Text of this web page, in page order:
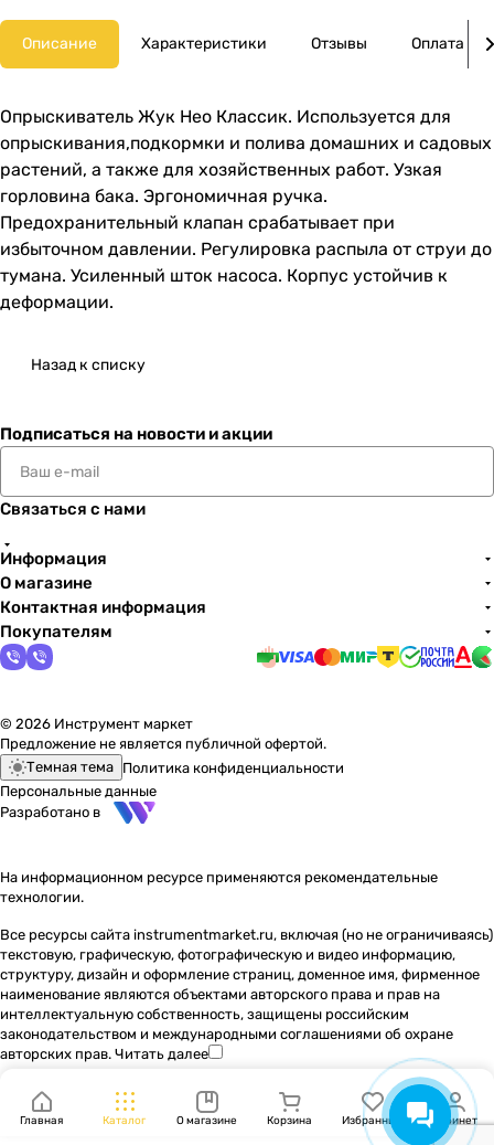
Описание Характеристики Отзывы Оплата
Опрыскиватель Жук Нео Классик. Используется для
опрыскивания,подкормки и полива домашних и садовых
растений, а также для хозяйственных работ. Узкая
горловина бака. Эргономичная ручка.
Предохранительный клапан срабатывает при
избыточном давлении. Регулировка распыла от струи до
тумана. Усиленный шток насоса. Корпус устойчив к
деформации.
Назад к списку
Подписаться на новости и акции
Связаться с нами
Информация
О магазине
Контактная информация
Покупателям
© 2026 Инструмент маркет
Предложение не является публичной офертой.
Темная тема Политика конфиденциальности
Персональные данные
Разработано в
На информационном ресурсе применяются рекомендательные
технологии.
Все ресурсы сайта instrumentmarket.ru, включая (но не ограничиваясь)
текстовую, графическую, фотографическую и видео информацию,
структуру, дизайн и оформление страниц, доменное имя, фирменное
наименование являются объектами авторского права и прав на
интеллектуальную собственность, защищены российским
законодательством и международными соглашениями об охране
авторских прав. Читать далее
Главная Каталог О магазине Корзина Избранные Кабинет